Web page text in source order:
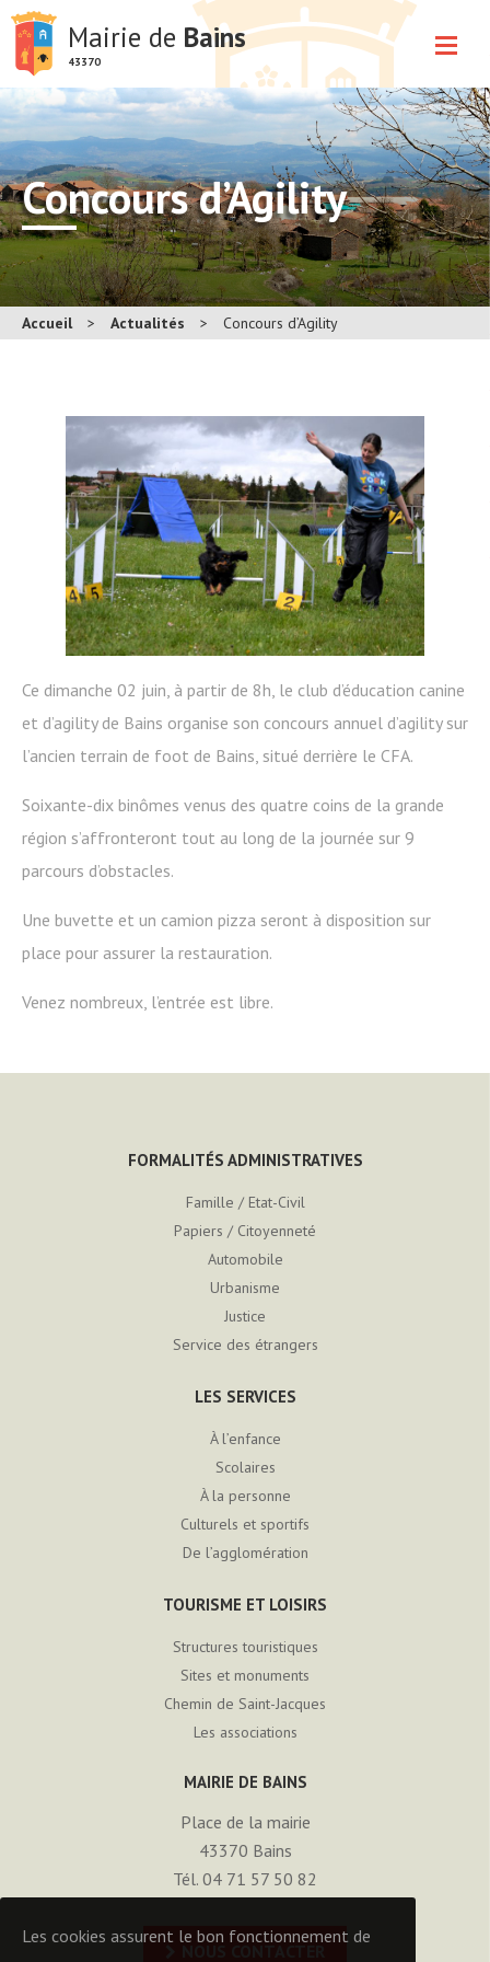
Mairie de Bains
43370
Concours d’Agility
Accueil > Actualités > Concours d’Agility
Ce dimanche 02 juin, à partir de 8h, le club d’éducation canine
et d’agility de Bains organise son concours annuel d’agility sur
l’ancien terrain de foot de Bains, situé derrière le CFA.
Soixante-dix binômes venus des quatre coins de la grande
région s’affronteront tout au long de la journée sur 9
parcours d’obstacles.
Une buvette et un camion pizza seront à disposition sur
place pour assurer la restauration.
Venez nombreux, l’entrée est libre.
FORMALITÉS ADMINISTRATIVES
Famille / Etat-Civil
Papiers / Citoyenneté
Automobile
Urbanisme
Justice
Service des étrangers
LES SERVICES
À l’enfance
Scolaires
À la personne
Culturels et sportifs
De l’agglomération
TOURISME ET LOISIRS
Structures touristiques
Sites et monuments
Chemin de Saint-Jacques
Les associations
MAIRIE DE BAINS
Place de la mairie
43370 Bains
Tél. 04 71 57 50 82
Les cookies assurent le bon fonctionnement de